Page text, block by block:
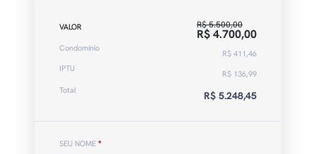
VALOR R$ 5.500,00
R$ 4.700,00
Condomínio
R$ 411,46
IPTU
R$ 136,99
Total
R$ 5.248,45
SEU NOME *